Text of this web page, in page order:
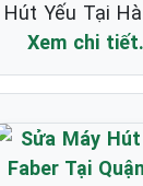
Hút Yếu Tại
Xem chi